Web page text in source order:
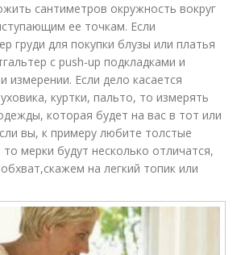
сантиметров окружность вокруг
ее точкам. Если
груди для покупки блузы или платья
с push-up подкладками и
измерении. Если дело касается
куртки, пальто, то измерять
которая будет на вас в тот или
вы, к примеру любите толстые
мерки будут несколько отличатся,
на легкий топик или